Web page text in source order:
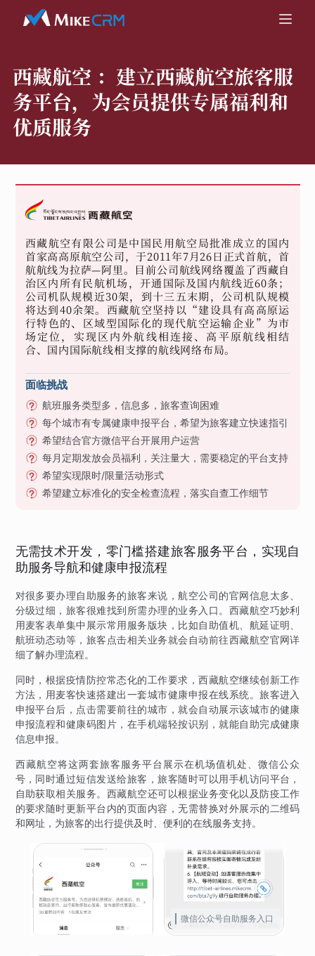
西藏航空 ： 建立西藏航空旅客服
务平台，为会员提供专属福利和
优质服务
西藏航空有限公司是中国民用航空局批准成立的国内
首家高高原航空公司，于2011年7月26日正式首航，首
航航线为拉萨—阿里。目前公司航线网络覆盖了西藏自
治区内所有民航机场，开通国际及国内航线近60条；
公司机队规模近30架，到十三五末期，公司机队规模
将达到40余架。西藏航空坚持以“建设具有高高原运
行特色的、区域型国际化的现代航空运输企业”为市
场定位，实现区内外航线相连接、高平原航线相结
合、国内国际航线相支撑的航线网络布局。
面临挑战
航班服务类型多，信息多，旅客查询困难
每个城市有专属健康申报平台，希望为旅客建立快速指引
希望结合官方微信平台开展用户运营
每月定期发放会员福利，关注量大，需要稳定的平台支持
希望实现限时/限量活动形式
希望建立标准化的安全检查流程，落实自查工作细节
无需技术开发，零门槛搭建旅客服务平台，实现自
助服务导航和健康申报流程
对很多要办理自助服务的旅客来说，航空公司的官网信息太多、
分级过细，旅客很难找到所需办理的业务入口。西藏航空巧妙利
用麦客表单集中展示常用服务版块，比如自助值机、航延证明、
航班动态动等，旅客点击相关业务就会自动前往西藏航空官网详
细了解办理流程。
同时，根据疫情防控常态化的工作要求，西藏航空继续创新工作
方法，用麦客快速搭建出一套城市健康申报在线系统。旅客进入
申报平台后，点击需要前往的城市，就会自动展示该城市的健康
申报流程和健康码图片，在手机端轻按识别，就能自助完成健康
信息申报。
西藏航空将这两套旅客服务平台展示在机场值机处、微信公众
号，同时通过短信发送给旅客，旅客随时可以用手机访问平台，
自助获取相关服务。西藏航空还可以根据业务变化以及防疫工作
的要求随时更新平台内的页面内容，无需替换对外展示的二维码
和网址，为旅客的出行提供及时、便利的在线服务支持。
微信公众号自助服务入口